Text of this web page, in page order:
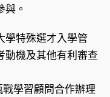
。
學特殊選才入學管
動機及其他有利審查
學習顧問合作辦理